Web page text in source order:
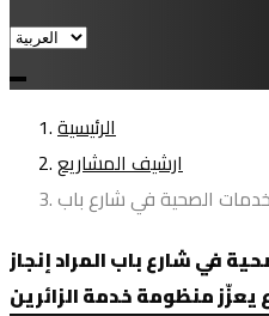
الرئيسية
ارشيف المشاريع
في شارع باب المراد إنجاز
يعزّز منظومة خدمة الزائرين